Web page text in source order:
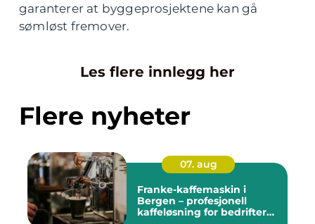
garanterer at byggeprosjektene kan gå
sømløst fremover.
Les flere innlegg her
Flere nyheter
07. aug
Franke-kaffemaskin i
Bergen – profesjonell
kaffeløsning for bedrifter